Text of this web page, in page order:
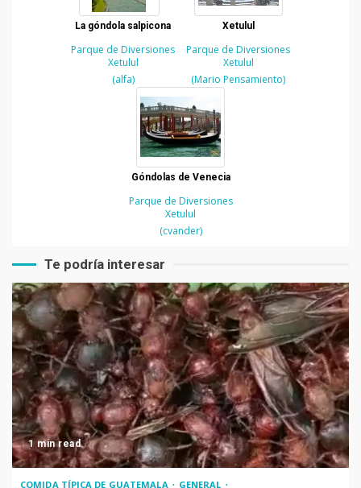
La góndola salpicona
Parque de Diversiones
Xetulul
(alfa)
Xetulul
Parque de Diversiones
Xetulul
(Mario Pensamiento)
Góndolas de Venecia
Parque de Diversiones
Xetulul
(cvander)
Te podría interesar
1 min read
COMIDA TÍPICA DE GUATEMALA GENERAL